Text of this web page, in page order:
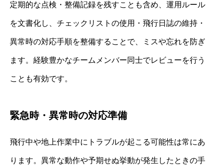
定期的な点検・整備記録を残すことも含め、運用ルール
を文書化し、チェックリストの使用・飛行日誌の維持・
異常時の対応手順を整備することで、ミスや忘れを防ぎ
ます。経験豊かなチームメンバー同士でレビューを行う
ことも有効です。
緊急時・異常時の対応準備
飛行中や地上作業中にトラブルが起こる可能性は常にあ
ります。異常な動作や予期せぬ挙動が発生したときの手